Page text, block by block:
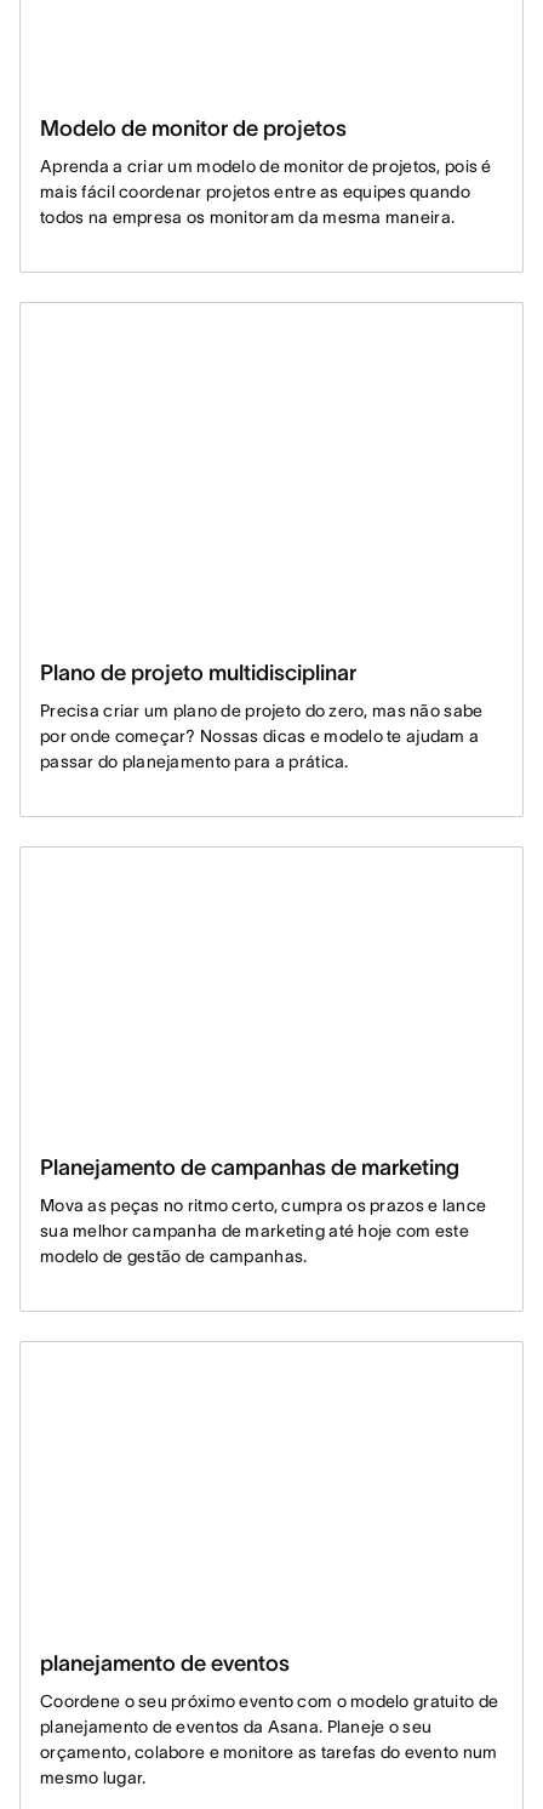
Modelo de monitor de projetos
Aprenda a criar um modelo de monitor de projetos, pois é
mais fácil coordenar projetos entre as equipes quando
todos na empresa os monitoram da mesma maneira.
Plano de projeto multidisciplinar
Precisa criar um plano de projeto do zero, mas não sabe
por onde começar? Nossas dicas e modelo te ajudam a
passar do planejamento para a prática.
Planejamento de campanhas de marketing
Mova as peças no ritmo certo, cumpra os prazos e lance
sua melhor campanha de marketing até hoje com este
modelo de gestão de campanhas.
planejamento de eventos
Coordene o seu próximo evento com o modelo gratuito de
planejamento de eventos da Asana. Planeje o seu
orçamento, colabore e monitore as tarefas do evento num
mesmo lugar.